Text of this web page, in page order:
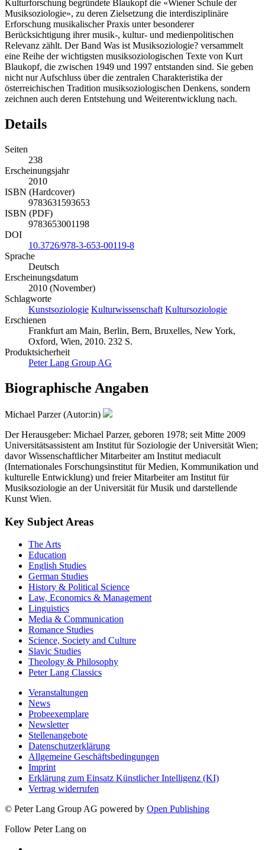
Kulturforschung begründete Blaukopf die «Wiener Schule der
Musiksoziologie», zu deren Zielsetzung die interdisziplinäre
Erforschung musikalischer Praxis unter besonderer
Berücksichtigung ihrer musik-, kultur- und medienpolitischen
Relevanz zählt. Der Band Was ist Musiksoziologie? versammelt
eine Reihe der wichtigsten musiksoziologischen Texte von Kurt
Blaukopf, die zwischen 1949 und 1997 entstanden sind. Sie geben
nicht nur Aufschluss über die zentralen Charakteristika der
österreichischen Tradition musiksoziologischen Denkens, sondern
zeichnen auch deren Entstehung und Weiterentwicklung nach.
Details
Seiten
238
Erscheinungsjahr
2010
ISBN (Hardcover)
9783631593653
ISBN (PDF)
9783653001198
DOI
10.3726/978-3-653-00119-8
Sprache
Deutsch
Erscheinungsdatum
2010 (November)
Schlagworte
Kunstsoziologie Kulturwissenschaft Kultursoziologie
Erschienen
Frankfurt am Main, Berlin, Bern, Bruxelles, New York,
Oxford, Wien, 2010. 232 S.
Produktsicherheit
Peter Lang Group AG
Biographische Angaben
Michael Parzer (Autor:in)
Der Herausgeber: Michael Parzer, geboren 1978; seit Mitte 2009
Universitätsassistent am Institut für Soziologie der Universität Wien;
davor Wissenschaftlicher Mitarbeiter am Institut mediacult
(Internationales Forschungsinstitut für Medien, Kommunikation und
kulturelle Entwicklung) und freier Mitarbeiter am Institut für
Musiksoziologie an der Universität für Musik und darstellende
Kunst Wien.
Key Subject Areas
The Arts
Education
English Studies
German Studies
History & Political Science
Law, Economics & Management
Linguistics
Media & Communication
Romance Studies
Science, Society and Culture
Slavic Studies
Theology & Philosophy
Peter Lang Classics
Veranstaltungen
News
Probeexemplare
Newsletter
Stellenangebote
Datenschutzerklärung
Allgemeine Geschäftsbedingungen
Imprint
Erklärung zum Einsatz Künstlicher Intelligenz (KI)
Vertrag widerrufen
© Peter Lang Group AG powered by Open Publishing
Follow Peter Lang on